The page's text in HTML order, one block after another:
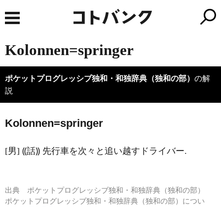
Kolonnen=springer
ポケットプログレッシブ独和・和独辞典（独和の部） の解
説
Kolonnen=springer
[男] ⸨話⸩ 先行車を次々と追い越すドライバー.
出典 ポケットプログレッシブ独和・和独辞典（独和の部）
ポケットプログレッシブ独和・和独辞典（独和の部）につい